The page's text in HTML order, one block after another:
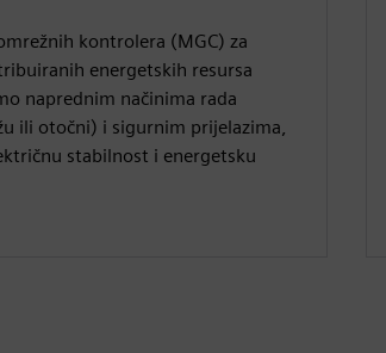
kontrolera (MGC) za
energetskih resursa
naprednim načinima rada
ili otočni) i sigurnim prijelazima,
stabilnost i energetsku